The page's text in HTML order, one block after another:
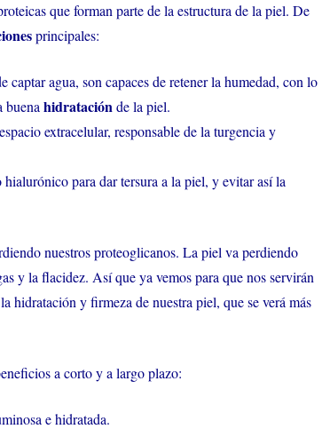
que forman parte de la estructura de la piel. De
principales:
captar agua, son capaces de retener la humedad, con lo
buena hidratación de la piel.
extracelular, responsable de la turgencia y
para dar tersura a la piel, y evitar así la
nuestros proteoglicanos. La piel va perdiendo
y la flacidez. Así que ya vemos para que nos servirán
hidratación y firmeza de nuestra piel, que se verá más
a corto y a largo plazo:
e hidratada.